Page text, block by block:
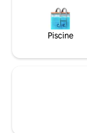
Piscine